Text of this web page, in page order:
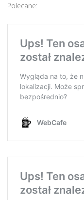
Polecane: